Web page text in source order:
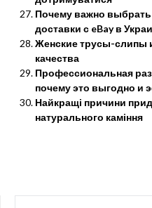
Почему важно выбрать
доставки с eBay в
Женские трусы-слипы
качества
Профессиональная
почему это выгодно и
Найкращі причини
натурального каміння